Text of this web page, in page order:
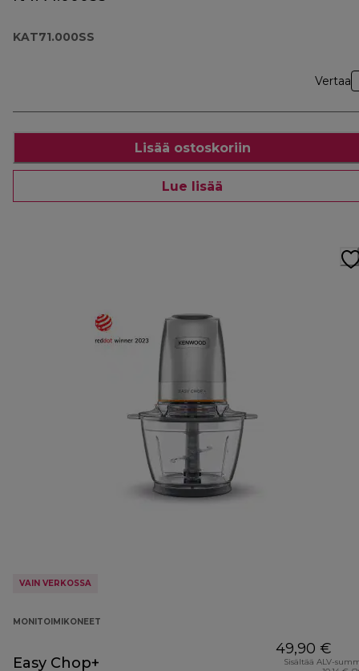
KAT71.000SS
Vertaa
Lisää ostoskoriin
Lue lisää
VAIN VERKOSSA
MONITOIMIKONEET
Easy Chop+
49,90 €
Sisältää ALV-